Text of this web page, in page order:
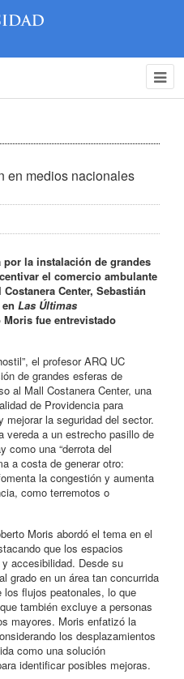
en medios nacionales
la instalación de grandes
el comercio ambulante
Center, Sebastián
Las Últimas
fue entrevistado
el profesor ARQ UC
de grandes esferas de
al Mall Costanera Center, una
de Providencia para
la seguridad del sector.
a un estrecho pasillo de
como una “derrota del
a costa de generar otro:
la congestión y aumenta
como terremotos o
Moris abordó el tema en el
que los espacios
accesibilidad. Desde su
grado en un área tan concurrida
flujos peatonales, lo que
también excluye a personas
mayores. Moris enfatizó la
los desplazamientos
como una solución
identificar posibles mejoras.